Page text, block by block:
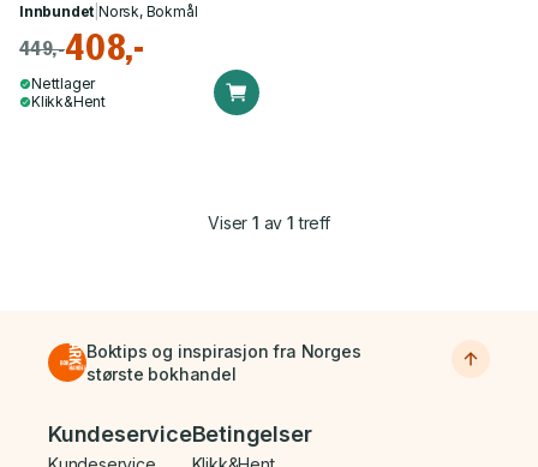
Innbundet |Norsk, Bokmål
449,-408,-
Nettlager
Klikk&Hent
Viser1 av 1 treff
Boktips og inspirasjon fra Norges
største bokhandel
Bunnmeny
KundeserviceBetingelser